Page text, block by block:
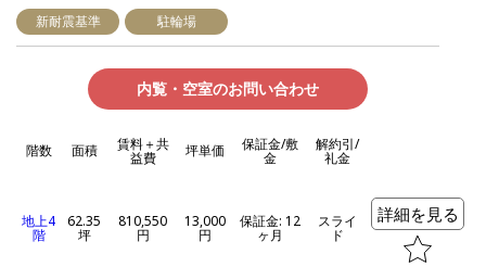
新耐震基準 駐輪場
内覧・空室のお問い合わせ
階数 面積 賃料＋共
益費 坪単価 保証金/敷
金
解約引/
礼金
地上4
階
62.35
坪
810,550
円
13,000
円
保証金: 12
ヶ月
スライ
ド
詳細を見る